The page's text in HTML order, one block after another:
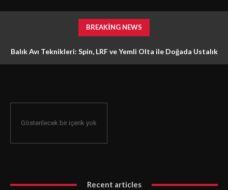
BREAKING NEWS
Balık Avı Teknikleri: Spin, LRF ve Yemli Olta ile Doğada Ustalık
Gösterilecek bir içerik yok
Recent articles